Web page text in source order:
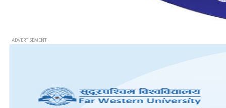
- ADVERTISEMENT -